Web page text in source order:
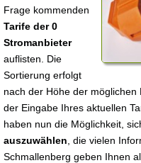
Frage kommenden
Tarife der 0
Stromanbieter
auflisten. Die
Sortierung erfolgt
nach der Höhe der
der Eingabe Ihres aktuellen
haben nun die Möglichkeit,
auszuwählen , die vielen
Schmallenberg geben Ihnen